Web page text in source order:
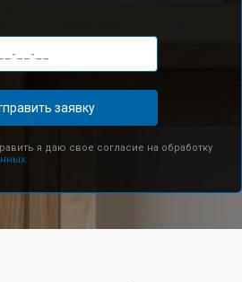
заявку
я даю свое согласие на обработку